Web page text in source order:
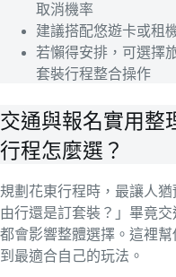
取消機率
建議搭配悠遊卡或租
若懶得安排，可選擇
套裝行程整合操作
交通與報名實用整
行程怎麼選？
規劃花東行程時，最讓人
由行還是訂套裝？」畢竟
都會影響整體選擇。這裡
到最適合自己的玩法。